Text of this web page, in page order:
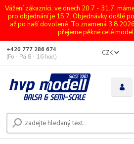
Vážení zákazníci, ve dnech 20.7 - 31.7.
pro objednání je 15.7. Objednávky došlé
až po naší dovolené. To znamená
přejeme pěkné celé
CZK
+420 777 286 674
(Po - Pá 8 - 16 hod.)